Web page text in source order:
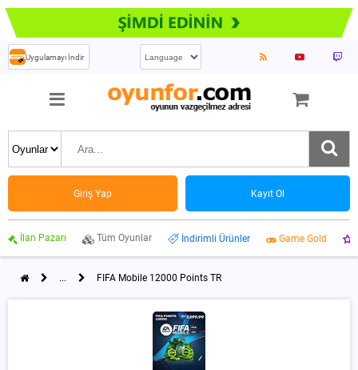
Uygulamayı İndir
Giriş Yap Kayıt Ol
İlan Pazarı Tüm Oyunlar İndirimli Ürünler Game Gold
... FIFA Mobile 12000 Points TR